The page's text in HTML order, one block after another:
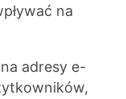
na
adresy e-